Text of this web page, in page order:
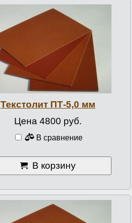
Текстолит ПТ-5,0 мм
Цена 4800 руб.
В сравнение
В корзину